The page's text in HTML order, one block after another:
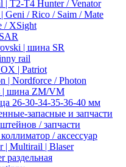
| T2-T4 Hunter / Venator
Geni / Rico / Saim / Mate
/ XSight
| шина SR
rail
| Patriot
| Nordforce / Photon
| шина ZM/VM
26-30-34-35-36-40 мм
запасные и запчасти
/ запчасти
/ аксессуар
| Multirail | Blaser
раздельная